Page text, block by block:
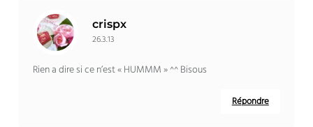
crispx
26.3.13
Rien a dire si ce n’est « HUMMM » ^^ Bisous
Répondre